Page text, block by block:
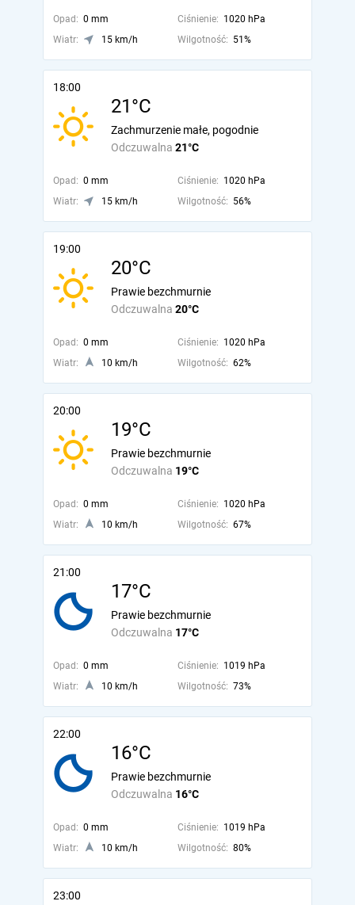
Opad: 0 mm Ciśnienie: 1020 hPa
Wiatr:
15 km/h Wilgotność: 51%
18:00
21°C
Odczuwalna 21°C
Zachmurzenie małe, pogodnie
Opad: 0 mm Ciśnienie: 1020 hPa
Wiatr:
15 km/h Wilgotność: 56%
19:00
20°C
Odczuwalna 20°C
Prawie bezchmurnie
Opad: 0 mm Ciśnienie: 1020 hPa
Wiatr:
10 km/h Wilgotność: 62%
20:00
19°C
Odczuwalna 19°C
Prawie bezchmurnie
Opad: 0 mm Ciśnienie: 1020 hPa
Wiatr:
10 km/h Wilgotność: 67%
21:00
17°C
Odczuwalna 17°C
Prawie bezchmurnie
Opad: 0 mm Ciśnienie: 1019 hPa
Wiatr:
10 km/h Wilgotność: 73%
22:00
16°C
Odczuwalna 16°C
Prawie bezchmurnie
Opad: 0 mm Ciśnienie: 1019 hPa
Wiatr:
10 km/h Wilgotność: 80%
23:00